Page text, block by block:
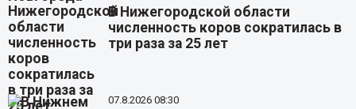
В Нижегородской области
численность коров сократилась в
три раза за 25 лет
07.8.2026 08:30